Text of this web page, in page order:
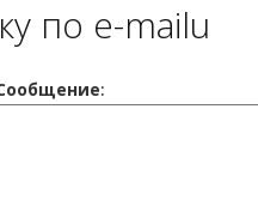
по e-mailu
: